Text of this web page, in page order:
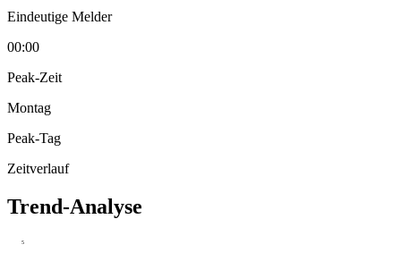
Eindeutige Melder
00:00
Peak-Zeit
Montag
Peak-Tag
Zeitverlauf
Trend-Analyse
5